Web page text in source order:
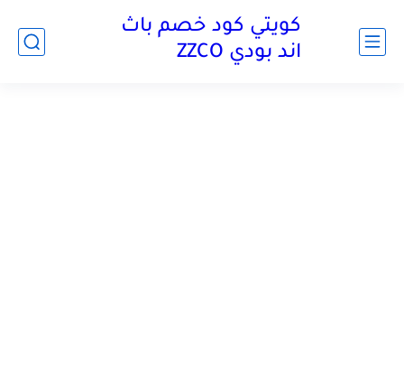
كويتي كود خصم باث
اند بودي ZZCO